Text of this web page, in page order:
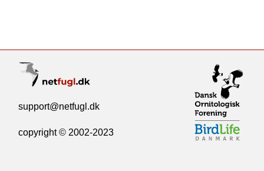
support@netfugl.dk
copyright © 2002-2023